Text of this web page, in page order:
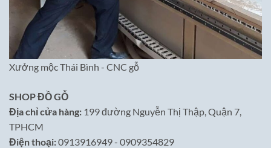
Xưởng mộc Thái Bình - CNC gỗ
SHOP ĐỒ GỖ
Địa chỉ cửa hàng: 199 đường Nguyễn Thị Thập, Quận 7,
TPHCM
Điện thoại:0913916949 - 0909354829